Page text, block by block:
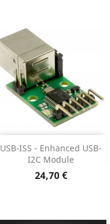
USB-ISS - Enhanced USB-
I2C Module
Preço
24,70 €
Adicionar 
Dados do produto